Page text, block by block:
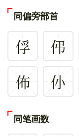
同偏旁部首
俘 伄
佈
仦
同笔画数